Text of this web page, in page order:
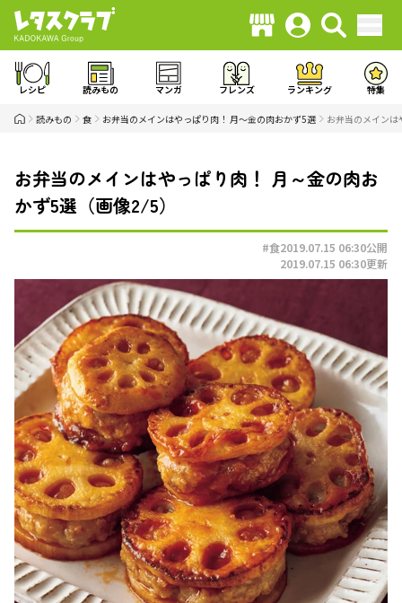
レシピ 読みもの マンガ フレンズ ランキング 特集
読みもの 食 お弁当のメインはやっぱり肉！ 月～金の肉おかず5選 お弁当のメイン
お弁当のメインはやっぱり肉！ 月～金の肉お
かず5選（画像2/5）
#食2019.07.15 06:30公開
2019.07.15 06:30更新